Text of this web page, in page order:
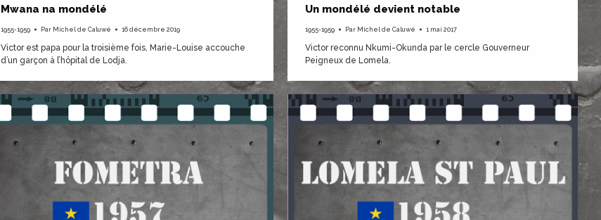
Mwana na mondélé
1955-1959 Par Michel de Caluwé 16 décembre 2019
Victor est papa pour la troisième fois, Marie-Louise accouche
d’un garçon à l’hôpital de Lodja.
Un mondélé devient notable
1955-1959 Par Michel de Caluwé 1 mai 2017
Victor reconnu Nkumi-Okunda par le cercle Gouverneur
Peigneux de Lomela.